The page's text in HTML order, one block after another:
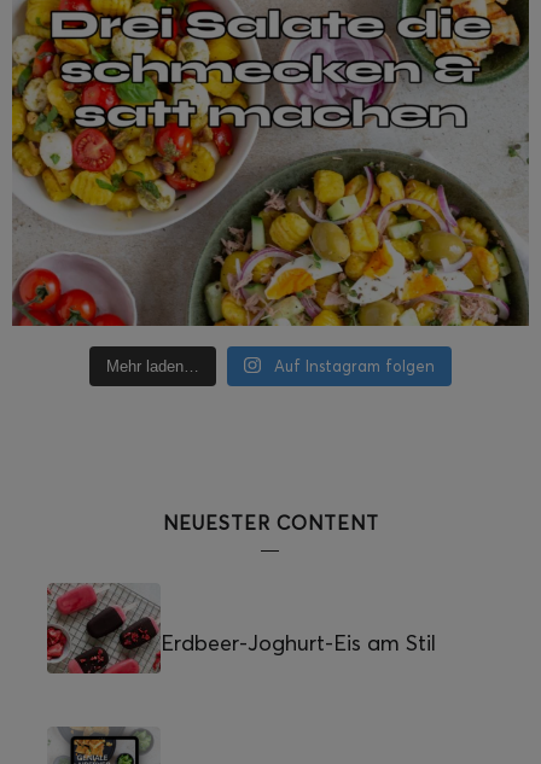
Mehr laden… Auf Instagram folgen
NEUESTER CONTENT
Erdbeer-Joghurt-Eis am Stil